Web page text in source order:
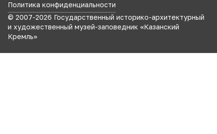
Политика конфиденциальности
© 2007-2026 Государственный историко-архитектурный
и художественный музей-заповедник «Казанский
Кремль»